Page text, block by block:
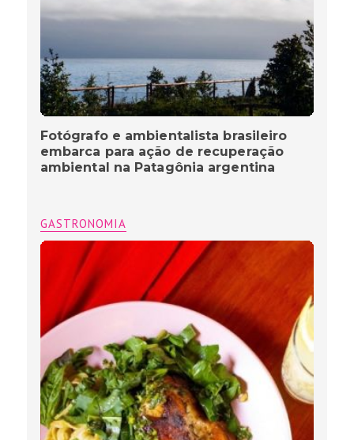
Fotógrafo e ambientalista brasileiro
embarca para ação de recuperação
ambiental na Patagônia argentina
GASTRONOMIA